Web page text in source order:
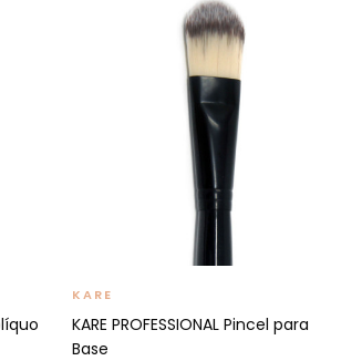
KARE
KARE PROFESSIONAL Pincel para
Base